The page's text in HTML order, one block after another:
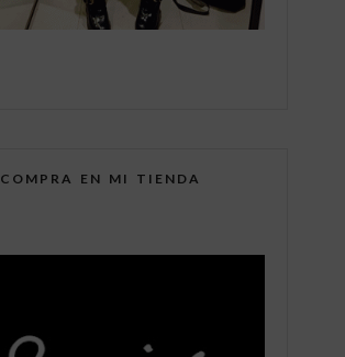
COMPRA EN MI TIENDA